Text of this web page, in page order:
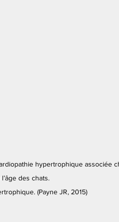
hypertrophique associée
des chats.
(Payne JR, 2015)